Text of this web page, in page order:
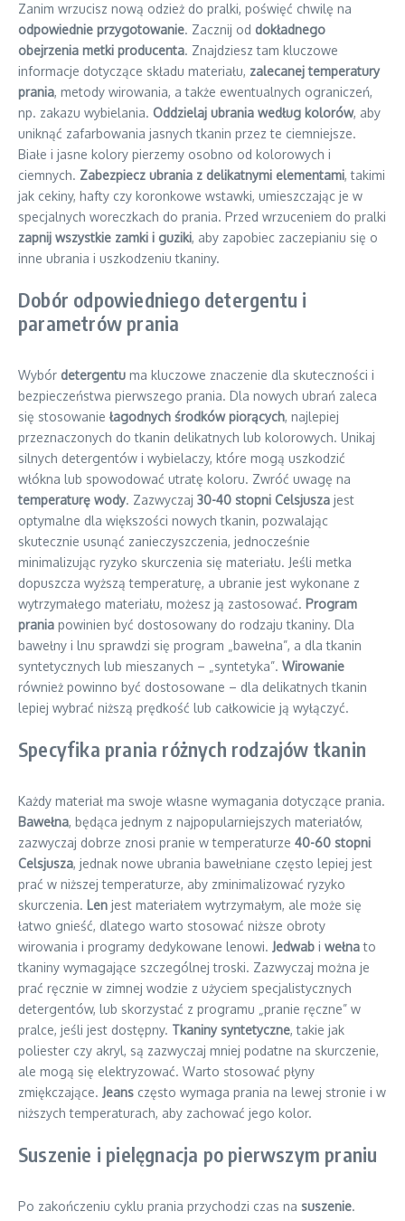
Zanim wrzucisz nową odzież do pralki, poświęć chwilę na
odpowiednie przygotowanie. Zacznij od dokładnego
obejrzenia metki producenta. Znajdziesz tam kluczowe
informacje dotyczące składu materiału, zalecanej temperatury
prania, metody wirowania, a także ewentualnych ograniczeń,
np. zakazu wybielania. Oddzielaj ubrania według kolorów, aby
uniknąć zafarbowania jasnych tkanin przez te ciemniejsze.
Białe i jasne kolory pierzemy osobno od kolorowych i
ciemnych. Zabezpiecz ubrania z delikatnymi elementami, takimi
jak cekiny, hafty czy koronkowe wstawki, umieszczając je w
specjalnych woreczkach do prania. Przed wrzuceniem do pralki
zapnij wszystkie zamki i guziki, aby zapobiec zaczepianiu się o
inne ubrania i uszkodzeniu tkaniny.
Dobór odpowiedniego detergentu i
parametrów prania
Wybór detergentu ma kluczowe znaczenie dla skuteczności i
bezpieczeństwa pierwszego prania. Dla nowych ubrań zaleca
się stosowanie łagodnych środków piorących, najlepiej
przeznaczonych do tkanin delikatnych lub kolorowych. Unikaj
silnych detergentów i wybielaczy, które mogą uszkodzić
włókna lub spowodować utratę koloru. Zwróć uwagę na
temperaturę wody. Zazwyczaj 30-40 stopni Celsjusza jest
optymalne dla większości nowych tkanin, pozwalając
skutecznie usunąć zanieczyszczenia, jednocześnie
minimalizując ryzyko skurczenia się materiału. Jeśli metka
dopuszcza wyższą temperaturę, a ubranie jest wykonane z
wytrzymałego materiału, możesz ją zastosować. Program
prania powinien być dostosowany do rodzaju tkaniny. Dla
bawełny i lnu sprawdzi się program „bawełna”, a dla tkanin
syntetycznych lub mieszanych – „syntetyka”. Wirowanie
również powinno być dostosowane – dla delikatnych tkanin
lepiej wybrać niższą prędkość lub całkowicie ją wyłączyć.
Specyfika prania różnych rodzajów tkanin
Każdy materiał ma swoje własne wymagania dotyczące prania.
Bawełna, będąca jednym z najpopularniejszych materiałów,
zazwyczaj dobrze znosi pranie w temperaturze 40-60 stopni
Celsjusza, jednak nowe ubrania bawełniane często lepiej jest
prać w niższej temperaturze, aby zminimalizować ryzyko
skurczenia. Len jest materiałem wytrzymałym, ale może się
łatwo gnieść, dlatego warto stosować niższe obroty
wirowania i programy dedykowane lenowi. Jedwab i wełnato
tkaniny wymagające szczególnej troski. Zazwyczaj można je
prać ręcznie w zimnej wodzie z użyciem specjalistycznych
detergentów, lub skorzystać z programu „pranie ręczne” w
pralce, jeśli jest dostępny. Tkaniny syntetyczne, takie jak
poliester czy akryl, są zazwyczaj mniej podatne na skurczenie,
ale mogą się elektryzować. Warto stosować płyny
zmiękczające. Jeans często wymaga prania na lewej stronie i w
niższych temperaturach, aby zachować jego kolor.
Suszenie i pielęgnacja po pierwszym praniu
Po zakończeniu cyklu prania przychodzi czas na suszenie.